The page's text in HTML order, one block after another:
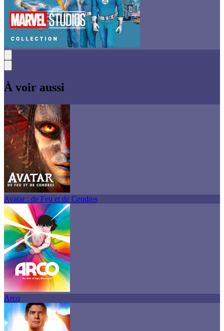
À voir aussi
Avatar : de Feu et de Cendres
Arco